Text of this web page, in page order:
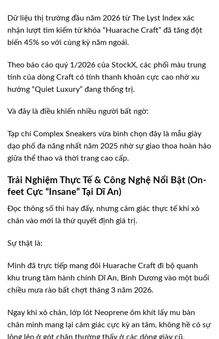
Dữ liệu thị trường đầu năm 2026 từ The Lyst Index xác
nhận lượt tìm kiếm từ khóa “Huarache Craft” đã tăng đột
biến 45% so với cùng kỳ năm ngoái.
Theo báo cáo quý 1/2026 của StockX, các phối màu trung
tính của dòng Craft có tính thanh khoản cực cao nhờ xu
hướng “Quiet Luxury” đang thống trị.
Và đây là điều khiến nhiều người bất ngờ:
Tạp chí Complex Sneakers vừa bình chọn đây là mẫu giày
dạo phố đa năng nhất năm 2025 nhờ sự giao thoa hoàn hảo
giữa thể thao và thời trang cao cấp.
Trải Nghiệm Thực Tế & Công Nghệ Nổi Bật (On-
feet Cực “Insane” Tại Dĩ An)
Đọc thông số thì hay đấy, nhưng cảm giác thực tế khi xỏ
chân vào mới là thứ quyết định giá trị.
Sự thật là:
Mình đã trực tiếp mang đôi Huarache Craft đi bộ quanh
khu trung tâm hành chính Dĩ An, Bình Dương vào một buổi
chiều mưa rào bất chợt tháng 3 năm 2026.
Ngay khi xỏ chân, lớp lót Neoprene ôm khít lấy mu bàn
chân mình mang lại cảm giác cực kỳ an tâm, không hề có sự
lỏng lẻo ở gót chân thường thấy ở các dòng giày cũ.